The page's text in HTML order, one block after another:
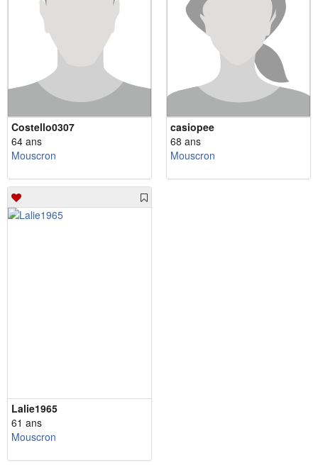
Costello0307
64 ans
Mouscron
casiopee
68 ans
Mouscron
Lalie1965
61 ans
Mouscron